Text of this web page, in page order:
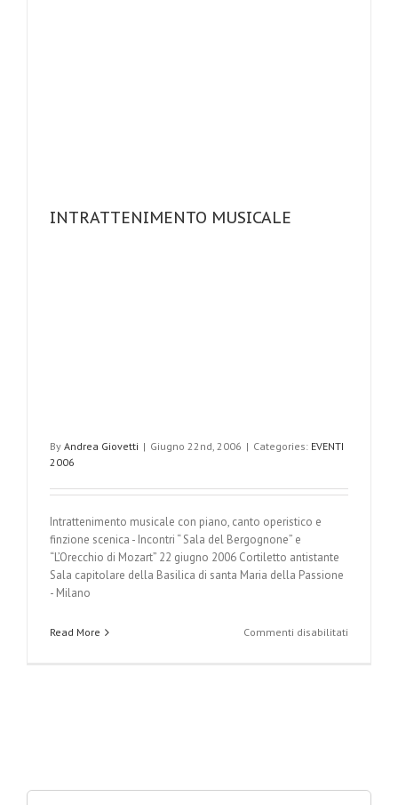
INTRATTENIMENTO MUSICALE
By Andrea Giovetti | Giugno 22nd, 2006 | Categories: EVENTI
2006
Intrattenimento musicale con piano, canto operistico e
finzione scenica - Incontri “ Sala del Bergognone” e
“L’Orecchio di Mozart” 22 giugno 2006 Cortiletto antistante
Sala capitolare della Basilica di santa Maria della Passione
- Milano
Read More Commenti disabilitati
Search